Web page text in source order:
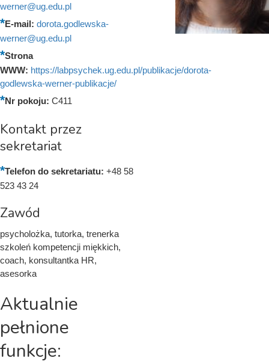
werner@ug.edu.pl
E-mail: dorota.godlewska-
werner@ug.edu.pl
Strona
WWW: https://labpsychek.ug.edu.pl/publikacje/dorota-
godlewska-werner-publikacje/
Nr pokoju: C411
Kontakt przez
sekretariat
Telefon do sekretariatu: +48 58
523 43 24
Zawód
psycholożka, tutorka, trenerka
szkoleń kompetencji miękkich,
coach, konsultantka HR,
asesorka
Aktualnie
pełnione
funkcje: